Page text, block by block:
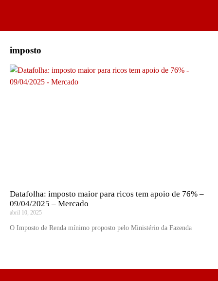
imposto
Datafolha: imposto maior para ricos tem apoio de 76% –
09/04/2025 – Mercado
abril 10, 2025
O Imposto de Renda mínimo proposto pelo Ministério da Fazenda